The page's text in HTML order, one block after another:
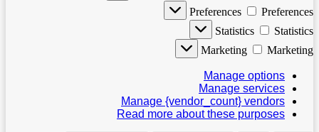
Preferences
Preferences
Statistics
Statistics
Marketing
Marketing
Manage options
Manage services
Manage {vendor_count} vendors
Read more about these purposes